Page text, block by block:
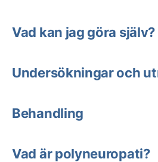
Vad kan jag göra själv?
Undersökningar och
Behandling
Vad är polyneuropati?